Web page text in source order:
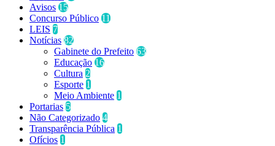
Avisos 15
Concurso Público 11
LEIS 7
Notícias 82
Gabinete do Prefeito 63
Educação 16
Cultura 2
Esporte 1
Meio Ambiente 1
Portarias 5
Não Categorizado 4
Transparência Pública 1
Ofícios 1